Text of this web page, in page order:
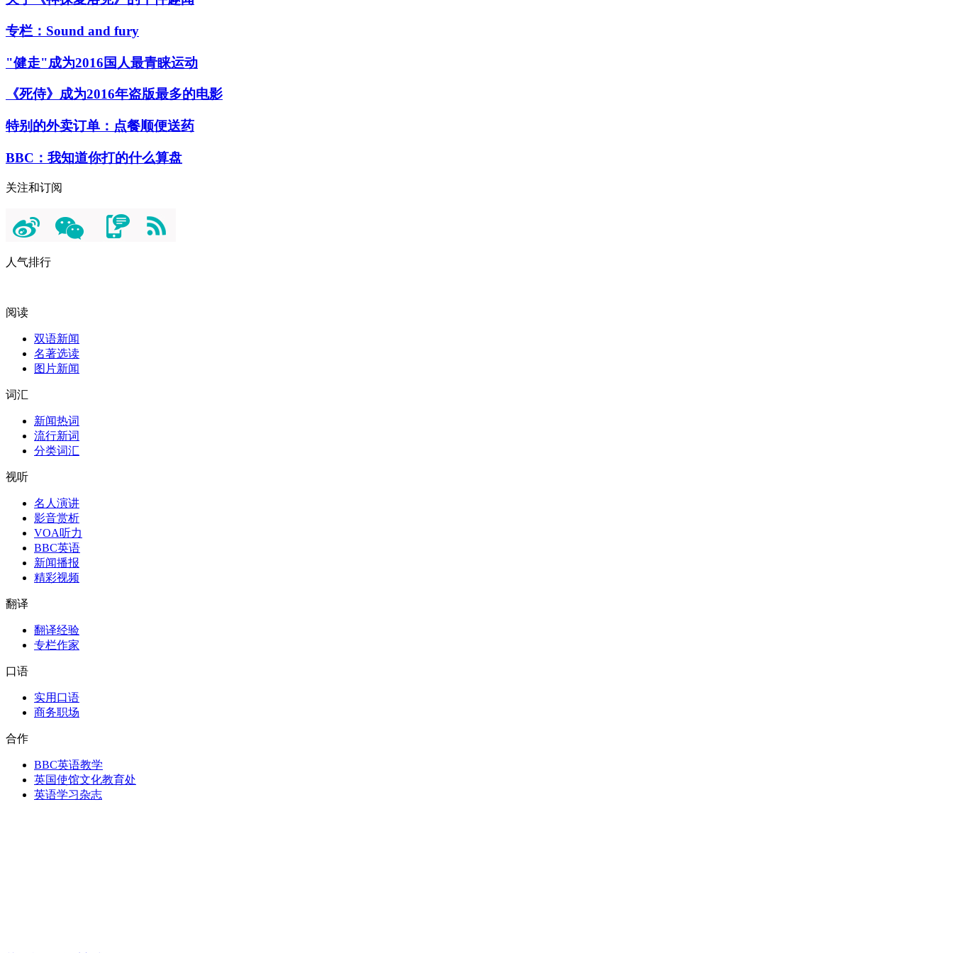
专栏：Sound and fury
"健走"成为2016国人最青睐运动
《死侍》成为2016年盗版最多的电影
特别的外卖订单：点餐顺便送药
BBC：我知道你打的什么算盘
关注和订阅
人气排行
阅读
双语新闻
名著选读
图片新闻
词汇
新闻热词
流行新词
分类词汇
视听
名人演讲
影音赏析
VOA听力
BBC英语
新闻播报
精彩视频
翻译
翻译经验
专栏作家
口语
实用口语
商务职场
合作
BBC英语教学
英国使馆文化教育处
英语学习杂志